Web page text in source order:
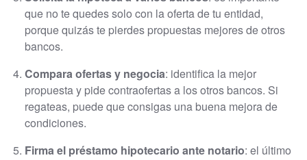
que no te quedes solo con la oferta de tu entidad,
porque quizás te pierdes propuestas mejores de otros
bancos.
Compara ofertas y negocia: identifica la mejor
propuesta y pide contraofertas a los otros bancos. Si
regateas, puede que consigas una buena mejora de
condiciones.
Firma el préstamo hipotecario ante notario: el último